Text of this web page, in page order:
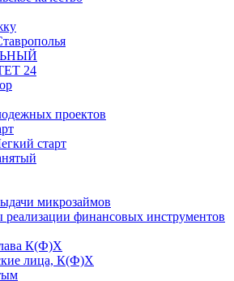
24
проектов
старт
микрозаймов
реализации финансовых инструментов
К(Ф)Х
лица, К(Ф)Х